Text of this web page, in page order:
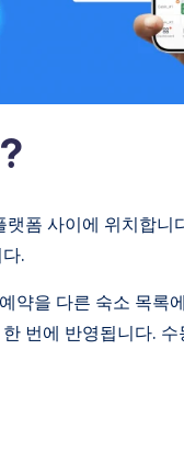
폼 사이에 위치합니
.
약을 다른 숙소 목록
번에 반영됩니다.